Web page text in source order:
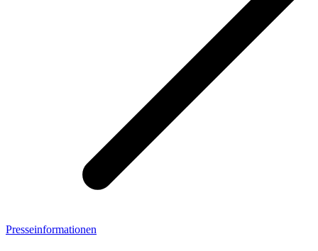
Presseinformationen